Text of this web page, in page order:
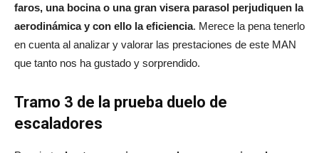
faros, una bocina o una gran visera parasol perjudiquen la
aerodinámica y con ello la eficiencia. Merece la pena tenerlo
en cuenta al analizar y valorar las prestaciones de este MAN
que tanto nos ha gustado y sorprendido.
Tramo 3 de la prueba duelo de
escaladores